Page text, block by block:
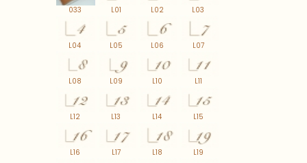
033 L01 L02 L03
L04 L05 L06 L07
L08 L09 L10 L11
L12 L13 L14 L15
L16 L17 L18 L19